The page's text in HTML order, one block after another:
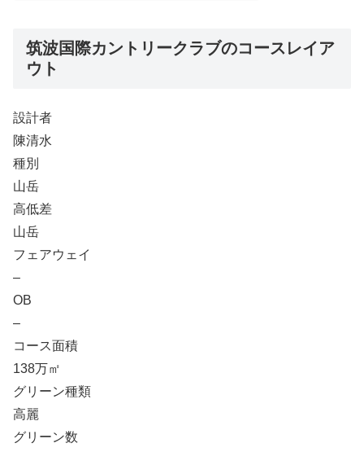
筑波国際カントリークラブのコースレイア
ウト
設計者
陳清水
種別
山岳
高低差
山岳
フェアウェイ
–
OB
–
コース面積
138万㎡
グリーン種類
高麗
グリーン数